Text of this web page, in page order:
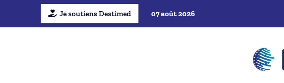
Je soutiens Destimed 07 août 2026